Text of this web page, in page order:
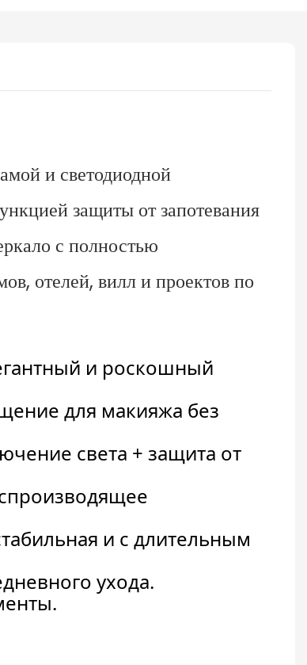
и светодиодной
защиты от запотевания
с полностью
отелей, вилл и проектов по
и роскошный
для макияжа без
света + защита от
и с длительным
ухода.